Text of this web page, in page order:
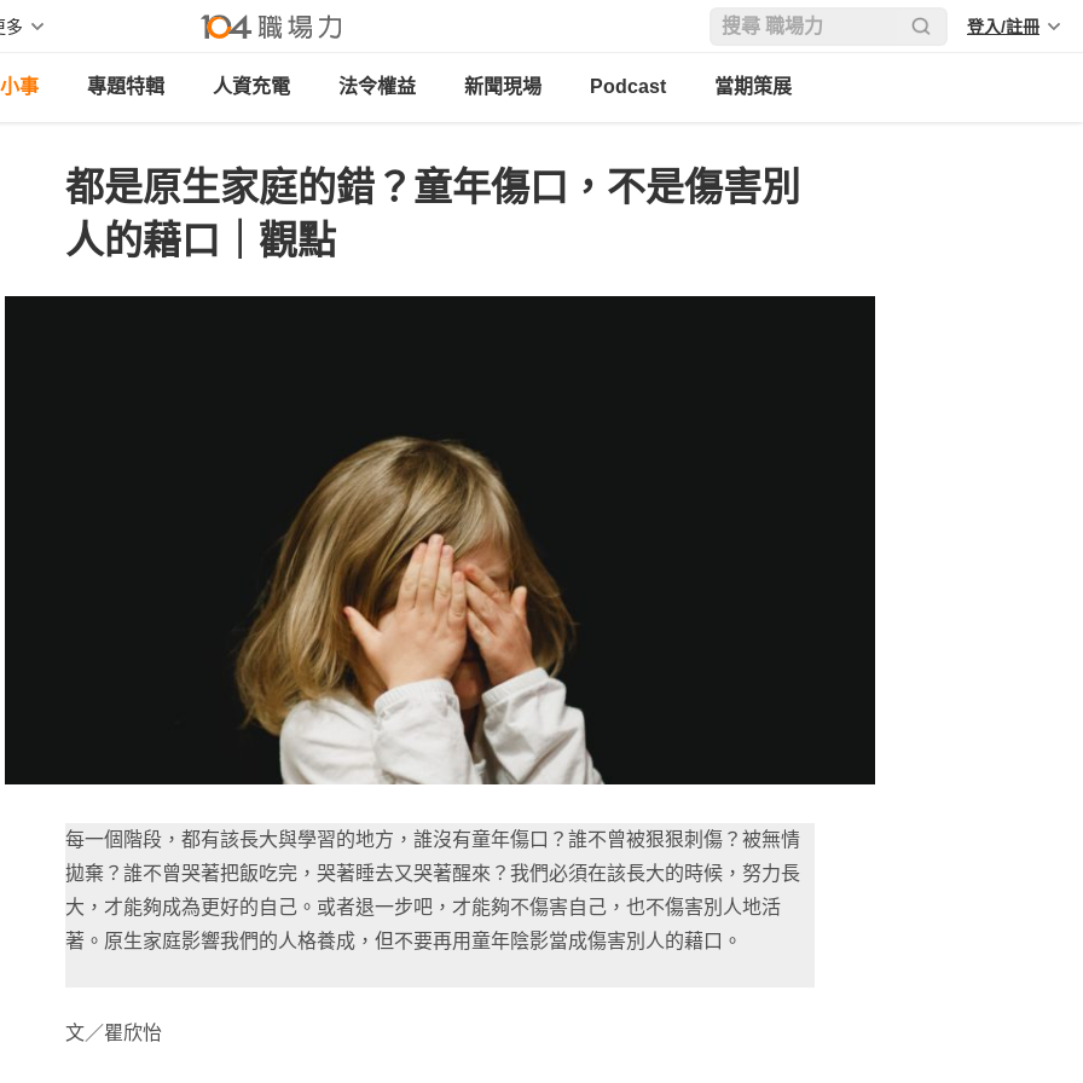
多 登入/註冊
事 專題特輯 人資充電 法令權益 新聞現場 Podcast 當期策展
都是原生家庭的錯？童年傷口，不是傷害別
人的藉口｜觀點
每一個階段，都有該長大與學習的地方，誰沒有童年傷口？誰不曾被狠狠刺傷？被無情
拋棄？誰不曾哭著把飯吃完，哭著睡去又哭著醒來？我們必須在該長大的時候，努力長
大，才能夠成為更好的自己。或者退一步吧，才能夠不傷害自己，也不傷害別人地活
著。原生家庭影響我們的人格養成，但不要再用童年陰影當成傷害別人的藉口。
文／瞿欣怡